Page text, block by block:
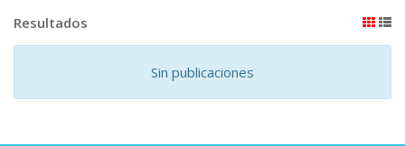
Resultados
Sin publicaciones